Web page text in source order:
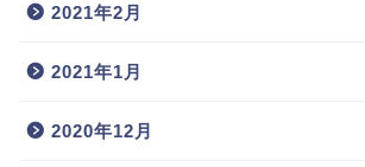
2021年2月
2021年1月
2020年12月